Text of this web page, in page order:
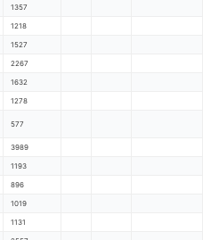
1357
1218
1527
2267
1632
1278
577
3989
1193
896
1019
1131